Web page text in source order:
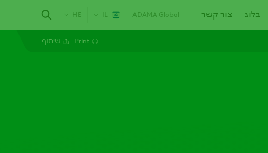
בלוג צור קשר ADAMA Global
IL
HE
Print שיתוף